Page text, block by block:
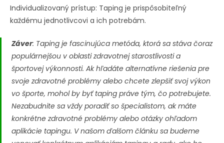
Individualizovaný prístup: Taping je prispôsobiteľný
každému jednotlivcovi a ich potrebám.
Záver: Taping je fascinujúca metóda, ktorá sa stáva čoraz
populárnejšou v oblasti zdravotnej starostlivosti a
športovej výkonnosti. Ak hľadáte alternatívne riešenia pre
svoje zdravotné problémy alebo chcete zlepšiť svoj výkon
vo športe, mohol by byť taping práve tým, čo potrebujete.
Nezabudnite sa vždy poradiť so špecialistom, ak máte
konkrétne zdravotné problémy alebo otázky ohľadom
aplikácie tapingu. V našom ďalšom článku sa budeme